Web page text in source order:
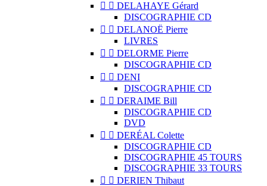
  DELAHAYE Gérard
DISCOGRAPHIE CD
  DELANOË Pierre
LIVRES
  DELORME Pierre
DISCOGRAPHIE CD
  DENI
DISCOGRAPHIE CD
  DERAIME Bill
DISCOGRAPHIE CD
DVD
  DERÉAL Colette
DISCOGRAPHIE CD
DISCOGRAPHIE 45 TOURS
DISCOGRAPHIE 33 TOURS
  DERIEN Thibaut